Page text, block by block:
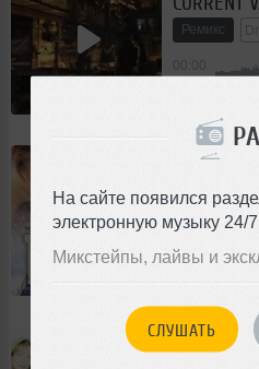
На сайте появился
электронную музыку 24/
Микстейпы, лайвы и
СЛУШАТЬ
Ремикс
DJ
Ремикс
00:00
DJ